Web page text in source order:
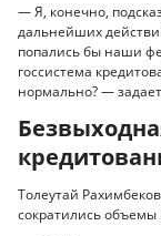
— Я, конечно,
дальнейших
попались бы наши
госсистема
нормально? —
Толеутай
сократились объемы